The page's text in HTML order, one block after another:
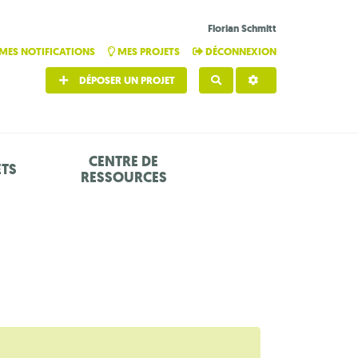
Florian Schmitt
NOTIFICATIONS
MES PROJETS DÉCONNEXION
RECHERCHER
DÉPOSER UN PROJET
CENTRE DE
RESSOURCES